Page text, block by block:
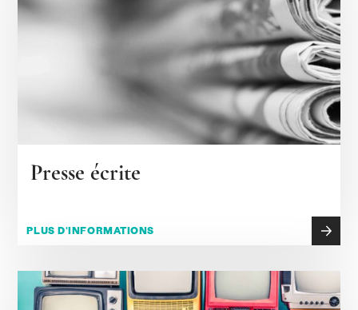
Presse écrite
PLUS D'INFORMATIONS